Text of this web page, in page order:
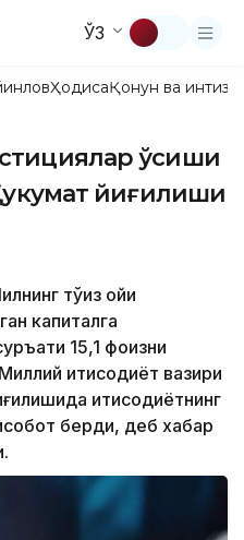
ЎЗ
ҲодисаҚонун ва
ўсиши
йиғилиши
тўққиз ойи
капиталга
15,1 фоизни
иқтисодиёт вазири
иқтисодиётнинг
берди, деб хабар